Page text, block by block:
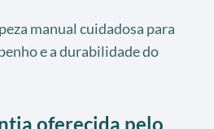
manual cuidadosa para
e a durabilidade do
oferecida pelo